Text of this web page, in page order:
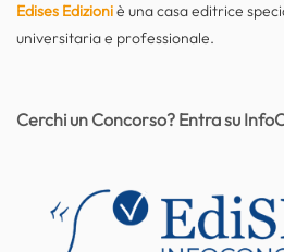
Edises Edizioniè una casa editrice
universitaria e professionale.
Cerchi un Concorso? Entra su